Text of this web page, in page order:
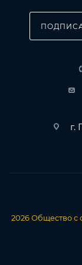
г.
2026 Общество с